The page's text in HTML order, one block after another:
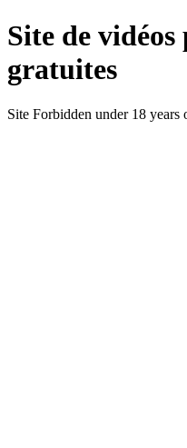
Site de
gratuites
Site Forbidden under 18 years